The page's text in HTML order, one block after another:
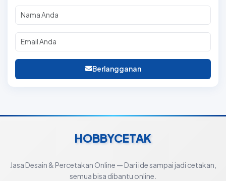
Berlangganan
HOBBYCETAK
Jasa Desain & Percetakan Online — Dari ide sampai jadi cetakan,
semua bisa dibantu online.